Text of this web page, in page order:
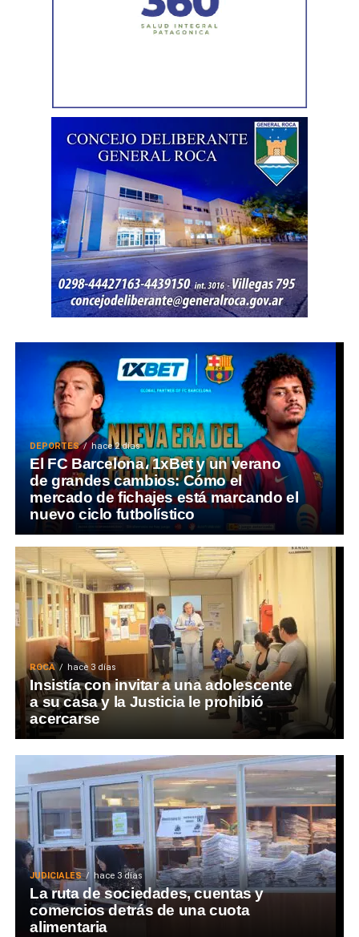
DEPORTES hace 2 días
El FC Barcelona، 1xBet y un verano
de grandes cambios: Cómo el
mercado de fichajes está marcando el
nuevo ciclo futbolístico
ROCA hace 3 días
Insistía con invitar a una adolescente
a su casa y la Justicia le prohibió
acercarse
JUDICIALES hace 3 días
La ruta de sociedades, cuentas y
comercios detrás de una cuota
alimentaria